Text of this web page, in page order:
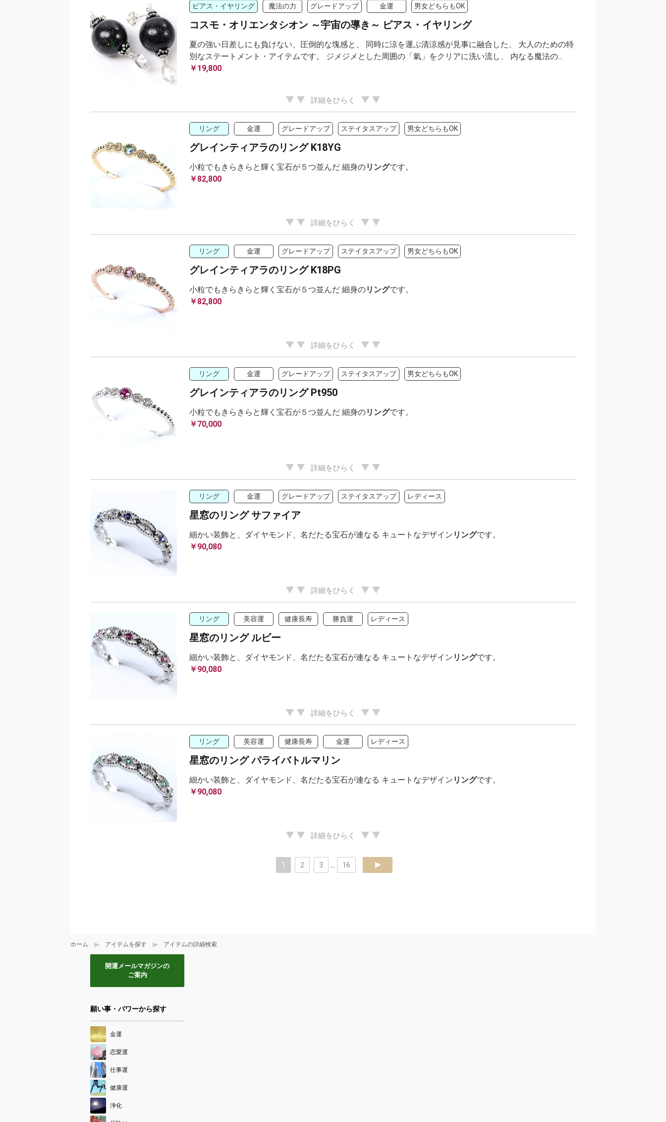
ホーム アイテムを探す アイテムの詳細検索
ピアス・イヤリング 魔法の力 グレードアップ 金運 男女どちらもOK
コスモ・オリエンタシオン ～宇宙の導き～ ピアス・イヤリング
夏の強い日差しにも負けない、圧倒的な塊感と、 同時に涼を運ぶ清涼感が見事に融合した、 大人のための特
別なステートメント・アイテムです。 ジメジメとした周囲の「氣」をクリアに洗い流し、 内なる魔法の...
￥19,800
詳細をひらく
リング 金運 グレードアップ ステイタスアップ 男女どちらもOK
グレインティアラのリング K18YG
小粒でもきらきらと輝く宝石が５つ並んだ 細身のリングです。
￥82,800
詳細をひらく
リング 金運 グレードアップ ステイタスアップ 男女どちらもOK
グレインティアラのリング K18PG
小粒でもきらきらと輝く宝石が５つ並んだ 細身のリングです。
￥82,800
詳細をひらく
リング 金運 グレードアップ ステイタスアップ 男女どちらもOK
グレインティアラのリング Pt950
小粒でもきらきらと輝く宝石が５つ並んだ 細身のリングです。
￥70,000
詳細をひらく
リング 金運 グレードアップ ステイタスアップ レディース
星窓のリング サファイア
細かい装飾と、ダイヤモンド、名だたる宝石が連なる キュートなデザイン リングです。
￥90,080
詳細をひらく
リング 美容運 健康長寿 勝負運 レディース
星窓のリング ルビー
細かい装飾と、ダイヤモンド、名だたる宝石が連なる キュートなデザイン リングです。
￥90,080
詳細をひらく
リング 美容運 健康長寿 金運 レディース
星窓のリング パライバトルマリン
細かい装飾と、ダイヤモンド、名だたる宝石が連なる キュートなデザイン リングです。
￥90,080
詳細をひらく
1 2 3 16 next
開運メールマガジンの
ご案内
願い事・パワーから探す
金運
恋愛運
仕事運
健康運
浄化